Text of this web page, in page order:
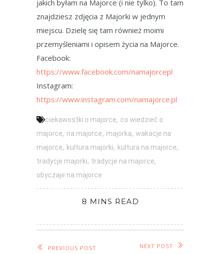
jakich byłam na Majorce (i nie tylko). To tam
znajdziesz zdjęcia z Majorki w jednym
miejscu. Dzielę się tam również moimi
przemyśleniami i opisem życia na Majorce.
Facebook:
https://www.facebook.com/namajorcepl
Instagram:
https://www.instagram.com/namajorce.pl
ciekawostki o majorce, co wiedzieć o
majorce, na majorce, majorka, wakacje na
majorce, kultura majorki, kultura na majorce,
tradycje majorki, tradycje na majorce,
obyczaje na majorce
8 MINS READ
PREVIOUS POST NEXT POST